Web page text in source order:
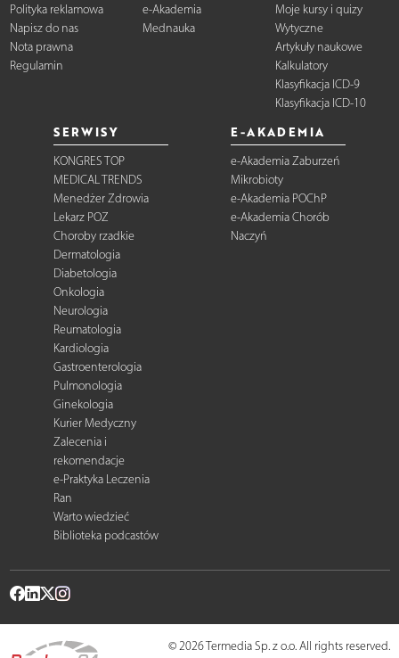
Polityka reklamowa
Napisz do nas
Nota prawna
Regulamin
e-Akademia
Mednauka
Moje kursy i quizy
Wytyczne
Artykuły naukowe
Kalkulatory
Klasyfikacja ICD-9
Klasyfikacja ICD-10
SERWISY
KONGRES TOP
MEDICAL TRENDS
Menedżer Zdrowia
Lekarz POZ
Choroby rzadkie
Dermatologia
Diabetologia
Onkologia
Neurologia
Reumatologia
Kardiologia
Gastroenterologia
Pulmonologia
Ginekologia
Kurier Medyczny
Zalecenia i
rekomendacje
e-Praktyka Leczenia
Ran
Warto wiedzieć
Biblioteka podcastów
E-AKADEMIA
e-Akademia Zaburzeń
Mikrobioty
e-Akademia POChP
e-Akademia Chorób
Naczyń
© 2026 Termedia Sp. z o.o. All rights reserved.